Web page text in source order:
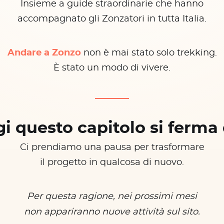
Insieme a guide straordinarie che hanno
accompagnato gli Zonzatori in tutta Italia.
Andare a Zonzonon è mai stato solo trekking.
È stato un modo di vivere.
questo capitolo si ferma
Ci prendiamo una pausa per trasformare
il progetto in qualcosa di nuovo.
Per questa ragione, nei prossimi mesi
non appariranno nuove attività sul sito.